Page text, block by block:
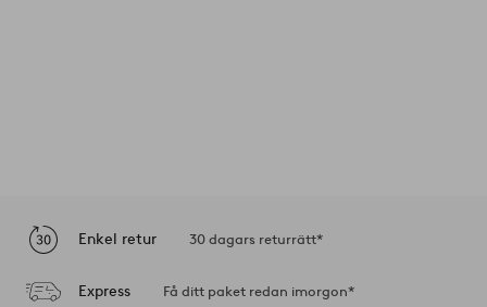
Enkel retur 30 dagars returrätt*
Express Få ditt paket redan imorgon*